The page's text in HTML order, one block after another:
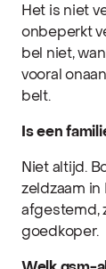
Het is niet
onbeperkt
bel niet,
vooral
belt.
Is een
Niet altijd.
zeldzaam
afgestemd,
goedkoper.